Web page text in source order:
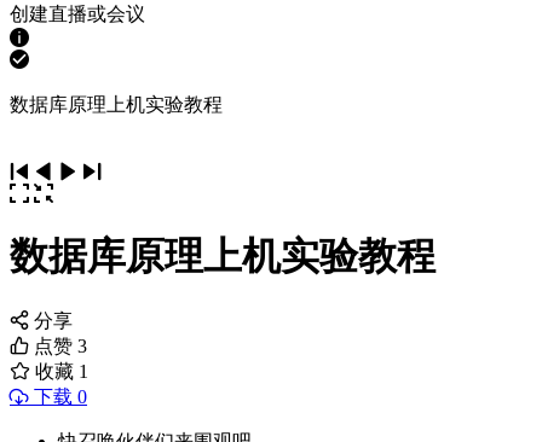
创建直播或会议
数据库原理上机实验教程
数据库原理上机实验教程
分享
点赞 3
收藏 1
下载 0